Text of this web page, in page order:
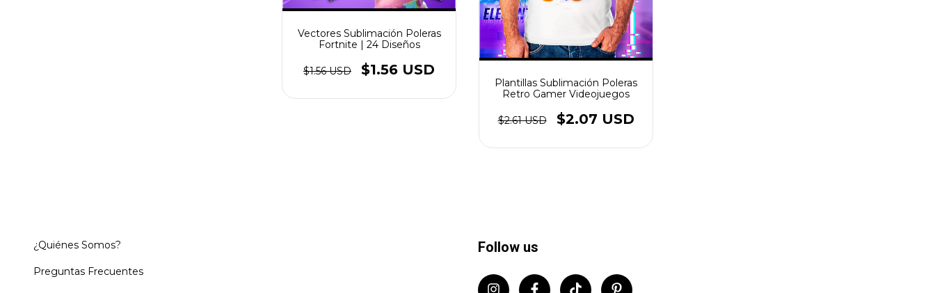
Vectores Sublimación Poleras
Fortnite | 24 Diseños
$1.56 USD $1.56 USD
Plantillas Sublimación Poleras
Retro Gamer Videojuegos
$2.61 USD $2.07 USD
¿Quiénes Somos?
Preguntas Frecuentes
Follow us